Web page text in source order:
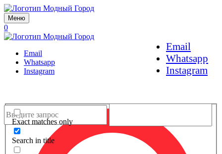
Меню
0
Email
Whatsapp
Instagram
Email
Whatsapp
Instagram
Exact matches only
Search in title